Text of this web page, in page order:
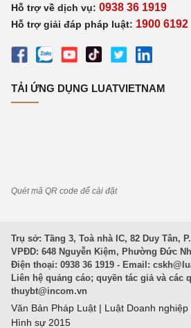
Hỗ trợ về dịch vụ: 0938 36 1919
Hỗ trợ giải đáp pháp luật: 1900 6192
TẢI ỨNG DỤNG LUATVIETNAM
Quét mã QR code để cài đặt
Trụ sở: Tầng 3, Toà nhà IC, 82 Duy Tân,
VPĐD: 648 Nguyễn Kiệm, Phường Đức
Điện thoại: 0938 36 1919 - Email:
Liên hệ quảng cáo; quyền tác giả và các
thuybt@incom.vn
Văn Bản Pháp Luật | Luật Doanh nghiệp
Hình sự 2015